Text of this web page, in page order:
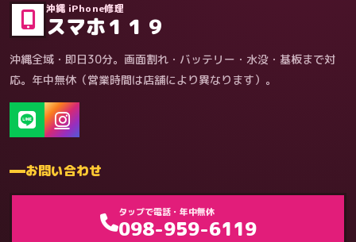
沖縄 iPhone修理
スマホ１１９
沖縄全域・即日30分。画面割れ・バッテリー・水没・基板まで対
応。年中無休（営業時間は店舗により異なります）。
お問い合わせ
タップで電話・年中無休
098-959-6119